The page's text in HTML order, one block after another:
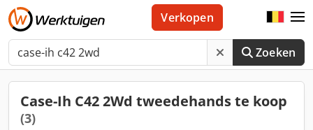
Zoeken
Verkopen
Case-Ih C42 2Wd tweedehands te koop
(3)